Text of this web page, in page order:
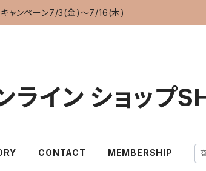
ャンペーン7/3(金)〜7/16(木)
イン ショップ
CONTACT MEMBERSHIP